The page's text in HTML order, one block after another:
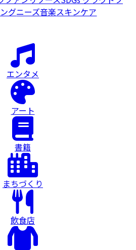
グニーズ音楽スキンケア
エンタメ
アート
書籍
まちづくり
飲食店